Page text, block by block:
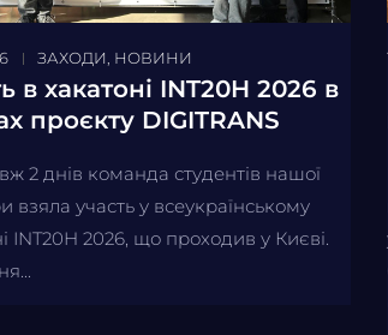
ЗАХОДИ, НОВИНИ
в хакатоні INT20H 2026 в
проєкту DIGITRANS
2 днів команда студентів нашої
взяла участь у всеукраїнському
INT20H 2026, що проходив у Києві.